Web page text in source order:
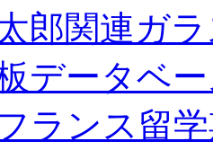
郎関連ガ
データベ
ランス留